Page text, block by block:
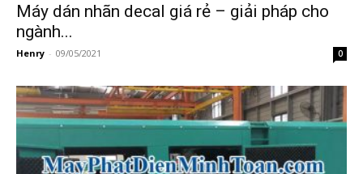
Máy dán nhãn decal giá rẻ – giải pháp cho
ngành...
Henry - 09/05/2021 0